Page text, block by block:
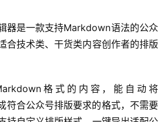
习成本，熟悉基础操作之后就能快速